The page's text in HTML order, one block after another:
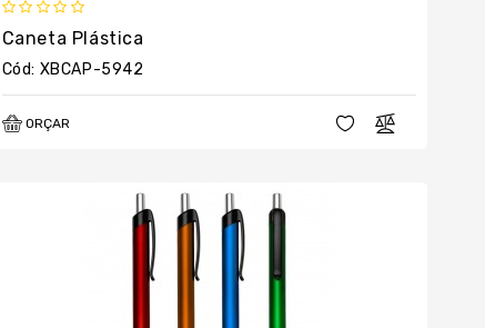
Caneta Plástica
Cód: XBCAP-5942
ORÇAR